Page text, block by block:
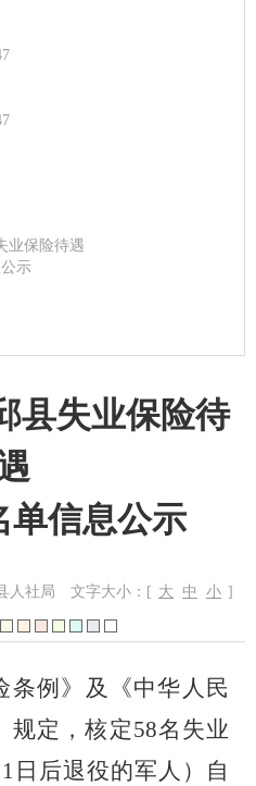
业保险待遇
示
县失业保险待
单信息公示
人社局 文字大小：[ 大 中 小 ]
条例 》及《中华人民
规定，核定58名失业
1 日后退役的军人）
自